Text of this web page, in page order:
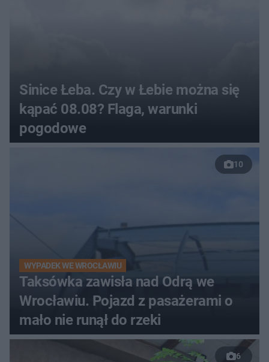
Sinice Łeba. Czy w Łebie można się
kąpać 08.08? Flaga, warunki
pogodowe
10
WYPADEK WE WROCŁAWIU
Taksówka zawisła nad Odrą we
Wrocławiu. Pojazd z pasażerami o
mało nie runął do rzeki
6